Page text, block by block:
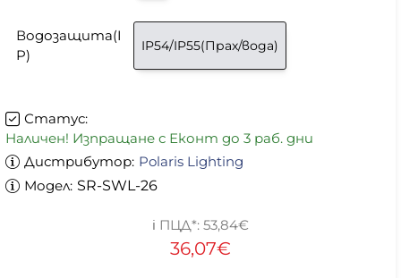
Статус:
Наличен! Изпращане с Еконт до 3 раб. дни
Дистрибутор: Polaris Lighting
Модел: SR-SWL-26
36,07€
53,84€
Водозащита(I
P)
IP54/IP55(Прах/вода)